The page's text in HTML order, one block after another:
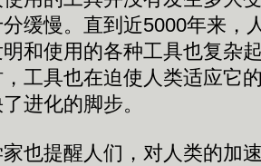
缓慢。直到近5000年来，
和使用的各种工具也复杂
工具也在迫使人类适应它
进化的脚步。
提醒人们，对人类的加